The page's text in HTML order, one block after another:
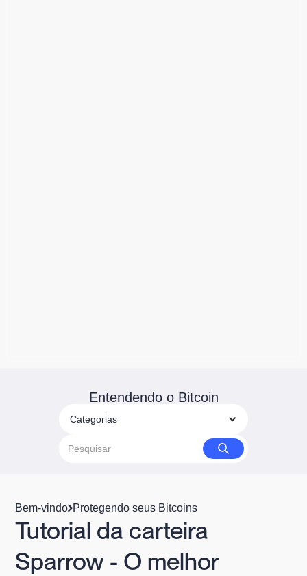
Entendendo o Bitcoin
Categorias
Bem-vindo Protegendo seus Bitcoins
Tutorial da carteira
Sparrow - O melhor